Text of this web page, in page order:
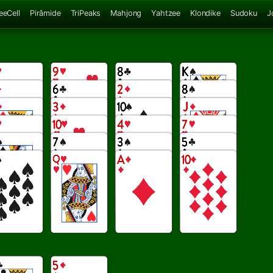
Pirâmide TriPeaks Mahjong Yahtzee Klondike Sudoku